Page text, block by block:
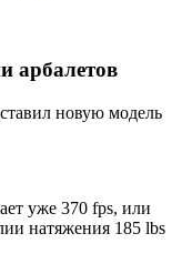
арбалетов
новую модель
уже 370 fps, или
натяжения 185 lbs